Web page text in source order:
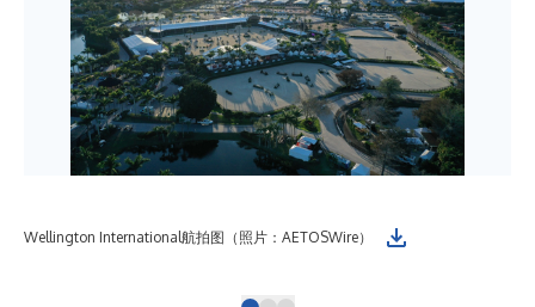
Wellington International航拍图（照片：AETOSWire）